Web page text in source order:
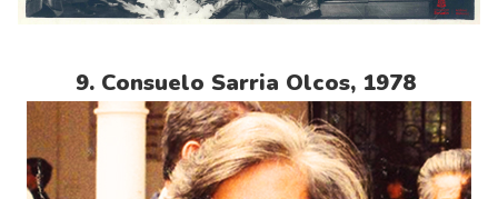
9. Consuelo Sarria Olcos, 1978